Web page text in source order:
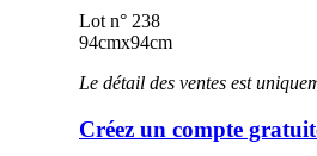
Lot n° 238
94cmx94cm
Le détail des ventes est
Créez un compte